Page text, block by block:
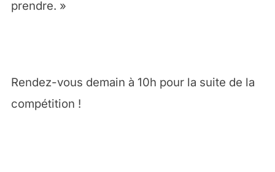
prendre. »
Rendez-vous demain à 10h pour la suite de la
compétition !